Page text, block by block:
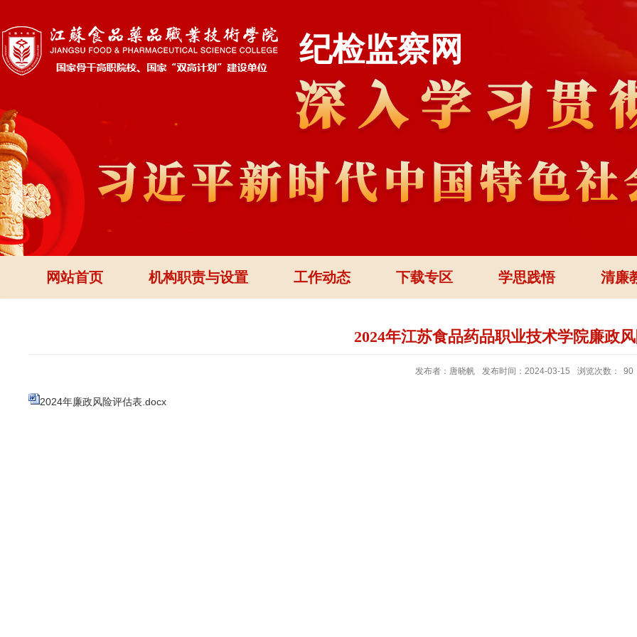
纪检监察网
网站首页 机构职责与设置 工作动态 下载专区 学思践悟 清廉
2024年江苏食品药品职业技术学院廉政
发布者：唐晓帆 发布时间：2024-03-15 浏览次数： 90
2024年廉政风险评估表.docx